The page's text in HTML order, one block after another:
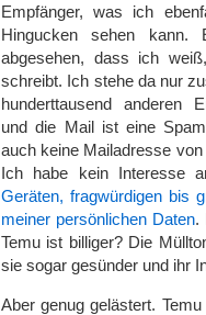
Empfänger, was ich
Hingucken sehen kann.
abgesehen, dass ich
schreibt. Ich stehe da nur
hunderttausend anderen
und die Mail ist eine
auch keine Mailadresse
Ich habe kein Interesse
Geräten, fragwürdigen bis
meiner persönlichen Daten.
Temu ist billiger? Die
sie sogar gesünder und ihr
Aber genug gelästert.